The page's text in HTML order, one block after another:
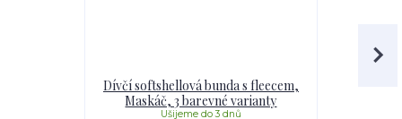
Dívčí softshellová bunda s fleecem,
Maskáč, 3 barevné varianty
Ušijeme do 3 dnů